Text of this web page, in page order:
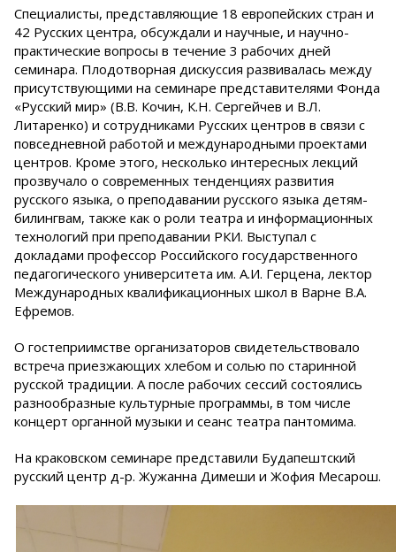
Специалисты, представляющие 18 европейских стран и
42 Русских центра, обсуждали и научные, и научно-
практические вопросы в течение 3 рабочих дней
семинара. Плодотворная дискуссия развивалась между
присутствующими на семинаре представителями Фонда
«Русский мир» (В.В. Кочин, К.Н. Сергейчев и В.Л.
Литаренко) и сотрудниками Русских центров в связи с
повседневной работой и международными проектами
центров. Кроме этого, несколько интересных лекций
прозвучало о современных тенденциях развития
русского языка, о преподавании русского языка детям-
билингвам, также как о роли театра и информационных
технологий при преподавании РКИ. Выступал с
докладами профессор Российского государственного
педагогического университета им. А.И. Герцена, лектор
Международных квалификационных школ в Варне В.А.
Ефремов.
О гостеприимстве организаторов свидетельствовало
встреча приезжающих хлебом и солью по старинной
русской традиции. А после рабочих сессий состоялись
разнообразные культурные программы, в том числе
концерт органной музыки и сеанс театра пантомима.
На краковском семинаре представили Будапештский
русский центр д-р. Жужанна Димеши и Жофия Месарош.